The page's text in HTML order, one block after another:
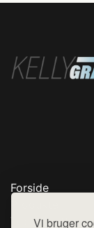
Vi bruger
Forside
Top Rabatter